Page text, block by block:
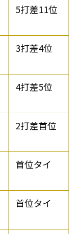
5打差11位
3打差4位
4打差5位
2打差首位
首位タイ
首位タイ